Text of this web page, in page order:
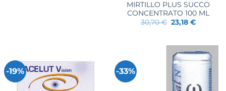
MIRTILLO PLUS SUCCO
CONCENTRATO 100 ML
30,70€ Il
prezzo
30,70 €.
23,18€Il
23,18 €.
-19% -33%